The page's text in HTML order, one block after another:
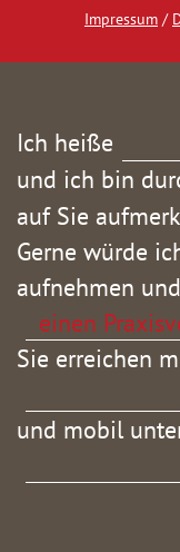
Impressum /
Ich heiße
und ich bin
auf Sie
Gerne würde
aufnehmen
Sie erreichen
und mobil